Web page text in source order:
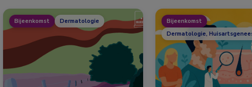
Bijeenkomst Dermatologie
Bijeenkomst
Dermatologie,